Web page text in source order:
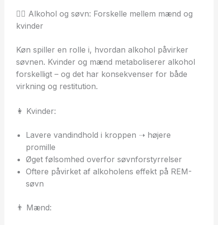
👩‍⚕️ Alkohol og søvn: Forskelle mellem mænd og
kvinder
Køn spiller en rolle i, hvordan alkohol påvirker
søvnen. Kvinder og mænd metaboliserer alkohol
forskelligt – og det har konsekvenser for både
virkning og restitution.
👩 Kvinder:
Lavere vandindhold i kroppen ➝ højere
promille
Øget følsomhed overfor søvnforstyrrelser
Oftere påvirket af alkoholens effekt på REM-
søvn
👨 Mænd: